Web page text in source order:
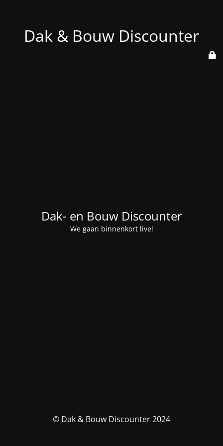
Dak & Bouw Discounter
Dak- en Bouw Discounter
We gaan binnenkort live!
© Dak & Bouw Discounter 2024